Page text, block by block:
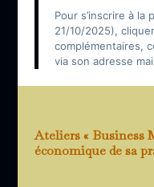
Pour s’inscrire à la
21/10/2025), cliquer
complémentaires,
via son adresse
Ateliers « Business
économique de sa